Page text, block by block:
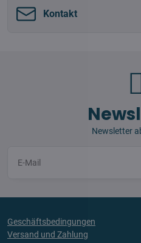
Kontakt
Newsletter
Geschäftsbedingungen
Versand und Zahlung